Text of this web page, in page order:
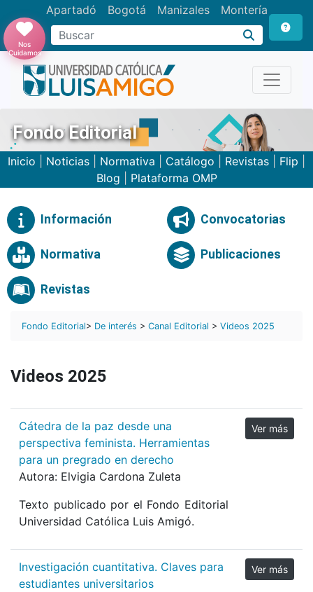
Apartadó Bogotá Manizales Montería
Buscar
Nos
Cuidamos
Fondo Editorial
Inicio Noticias Normativa Catálogo Revistas Flip
Blog
Plataforma OMP
Información Convocatorias
Normativa Publicaciones
Revistas
Fondo Editorial> De interés > Canal Editorial > Videos 2025
Videos 2025
Cátedra de la paz desde una
perspectiva feminista. Herramientas
para un pregrado en derecho
Autora: Elvigia Cardona Zuleta
Texto publicado por el Fondo Editorial
Universidad Católica Luis Amigó.
Ver más
Investigación cuantitativa. Claves para
estudiantes universitarios
Ver más